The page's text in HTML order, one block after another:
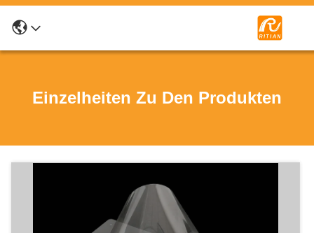
Einzelheiten Zu Den Produkten